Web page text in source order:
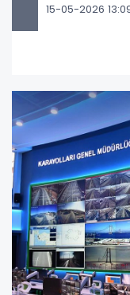
15-05-2026